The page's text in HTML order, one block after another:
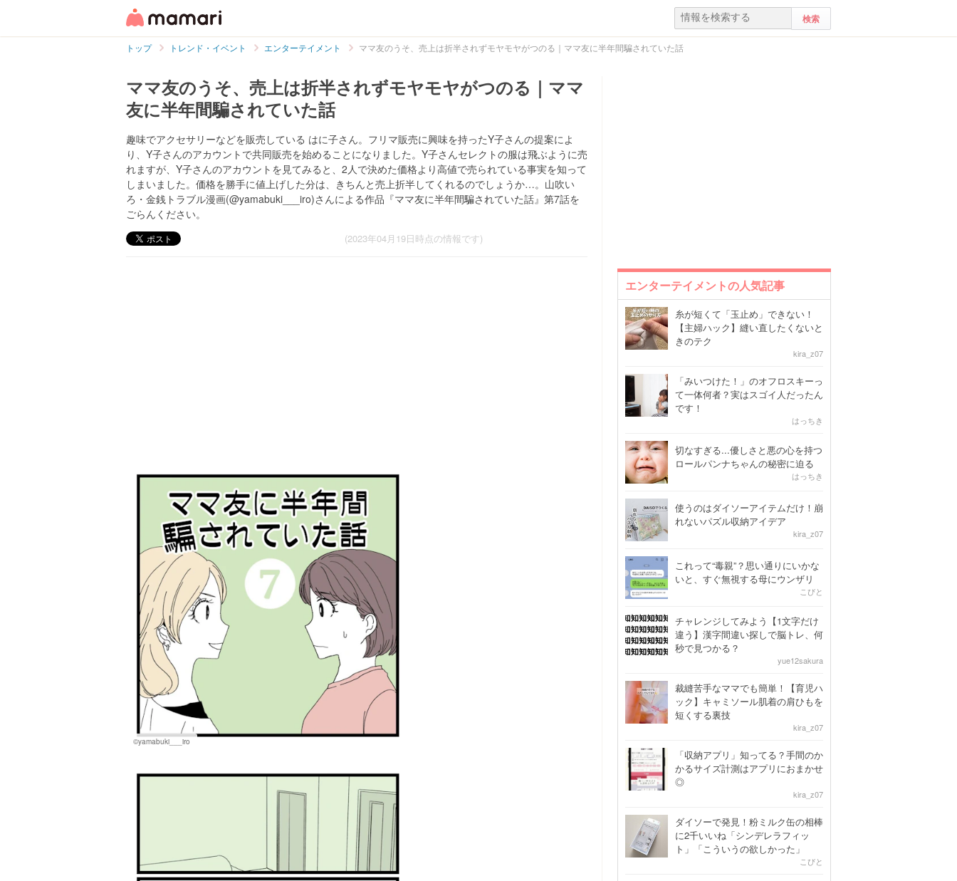
トップ トレンド・イベント エンターテイメント ママ友のうそ、売上は折半されずモヤモヤがつのる｜ママ友に半年間騙されていた話
ママ友のうそ、売上は折半されずモヤモヤがつのる｜ママ
友に半年間騙されていた話
趣味でアクセサリーなどを販売している はに子さん。フリマ販売に興味を持ったY子さんの提案によ
り、Y子さんのアカウントで共同販売を始めることになりました。Y子さんセレクトの服は飛ぶように売
れますが、Y子さんのアカウントを見てみると、2人で決めた価格より高値で売られている事実を知って
しまいました。価格を勝手に値上げした分は、きちんと売上折半してくれるのでしょうか…。山吹い
ろ・金銭トラブル漫画(@yamabuki___iro)さんによる作品『ママ友に半年間騙されていた話』第7話を
ごらんください。
(2023年04月19日時点の情報です)
©yamabuki___iro
エンターテイメントの人気記事
糸が短くて「玉止め」できない！
【主婦ハック】縫い直したくないと
きのテク
kira_z07
「みいつけた！」のオフロスキーっ
て一体何者？実はスゴイ人だったん
です！
はっちき
切なすぎる...優しさと悪の心を持つ
ロールパンナちゃんの秘密に迫る
はっちき
使うのはダイソーアイテムだけ！崩
れないパズル収納アイデア
kira_z07
これって“毒親”？思い通りにいかな
いと、すぐ無視する母にウンザリ
こびと
チャレンジしてみよう【1文字だけ
違う】漢字間違い探しで脳トレ、何
秒で見つかる？
yue12sakura
裁縫苦手なママでも簡単！【育児ハ
ック】キャミソール肌着の肩ひもを
短くする裏技
kira_z07
「収納アプリ」知ってる？手間のか
かるサイズ計測はアプリにおまかせ
◎
kira_z07
ダイソーで発見！粉ミルク缶の相棒
に2千いいね「シンデレラフィッ
ト」「こういうの欲しかった」
こびと